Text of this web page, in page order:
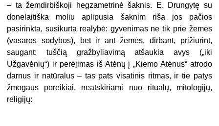
– ta žemdirbiškoji hegzametrinė šaknis. E. Drungytę su
donelaitiška moliu aplipusia šaknim riša jos pačios
pasirinkta, susikurta realybė: gyvenimas ne tik prie žemės
(vasaros sodybos), bet ir ant žemės, dirbant, prižiūrint,
saugant: tuščią gražbyliavimą atšaukia avys („iki
Užgavėnių“) ir perėjimas iš Atėnų į „Kiemo Atėnus“ atrodo
darnus ir natūralus – tas pats visatinis ritmas, ir tie patys
žmogaus poreikiai, neatskiriami nuo ritualų, mitologijų,
religijų: